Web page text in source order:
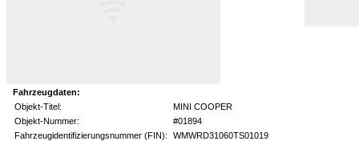
Fahrzeugdaten:
Objekt-Titel:
MINI COOPER
Objekt-Nummer:
#01894
Fahrzeugidentifizierungsnummer (FIN):
WMWRD31060TS01019